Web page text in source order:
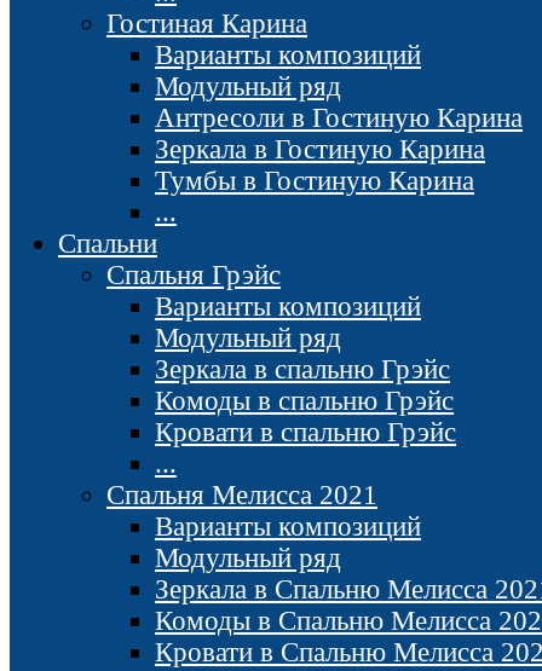
Гостиная Карина
Варианты композиций
Модульный ряд
Антресоли в Гостиную Карина
Зеркала в Гостиную Карина
Тумбы в Гостиную Карина
...
Спальни
Спальня Грэйс
Варианты композиций
Модульный ряд
Зеркала в спальню Грэйс
Комоды в спальню Грэйс
Кровати в спальню Грэйс
...
Спальня Мелисса 2021
Варианты композиций
Модульный ряд
Зеркала в Спальню Мелисса
Комоды в Спальню Мелисса
Кровати в Спальню Мелисса